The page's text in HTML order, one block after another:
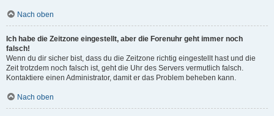
Nach oben
Ich habe die Zeitzone eingestellt, aber die Forenuhr geht immer noch
falsch!
Wenn du dir sicher bist, dass du die Zeitzone richtig eingestellt hast und die
Zeit trotzdem noch falsch ist, geht die Uhr des Servers vermutlich falsch.
Kontaktiere einen Administrator, damit er das Problem beheben kann.
Nach oben